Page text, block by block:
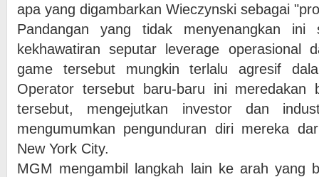
apa yang digambarkan Wieczynski sebagai
Pandangan yang tidak menyenangkan ini
kekhawatiran seputar leverage operasional
game tersebut mungkin terlalu agresif
Operator tersebut baru-baru ini meredakan
tersebut, mengejutkan investor dan
mengumumkan pengunduran diri mereka
New York City.
MGM mengambil langkah lain ke arah yang